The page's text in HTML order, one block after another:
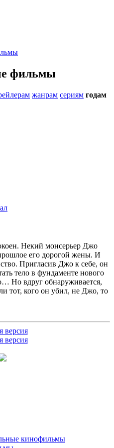
фильмы
жанрам сериям годам
Некий монсерьер Джо
его дорогой жены. И
Пригласив Джо к себе, он
тело в фундаменте нового
Но вдруг обнаруживается,
тот, кого он убил, не Джо, то
версия
версия
кинофильмы